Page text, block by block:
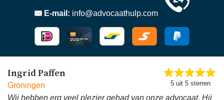
E-mail: info@advocaathulp.com
Ingrid Paffen
Groningen 5 uit 5 sterren
Wij hebben erg veel plezier gehad van onze advocaat. Hij